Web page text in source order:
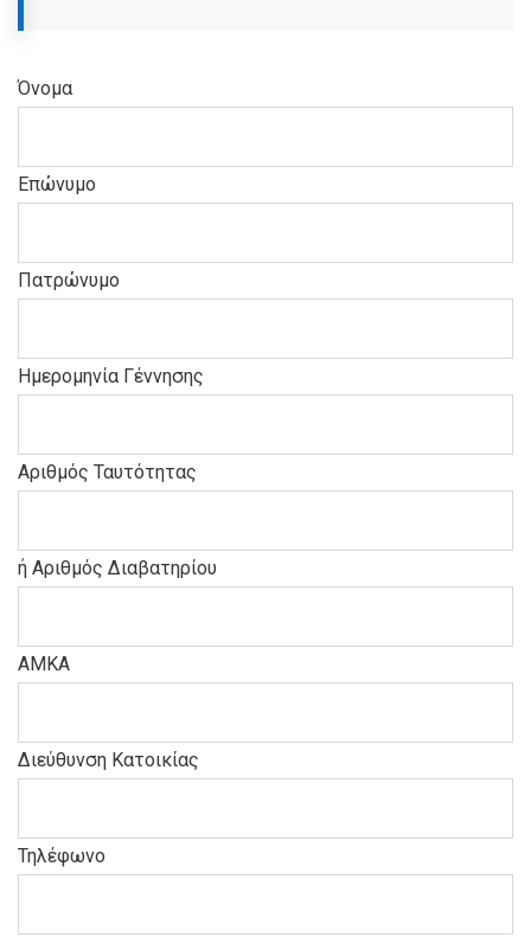
Όνομα
Επώνυμο
Πατρώνυμο
Ημερομηνία Γέννησης
Αριθμός Ταυτότητας
ή Αριθμός Διαβατηρίου
AMKA
Διεύθυνση Κατοικίας
Τηλέφωνο